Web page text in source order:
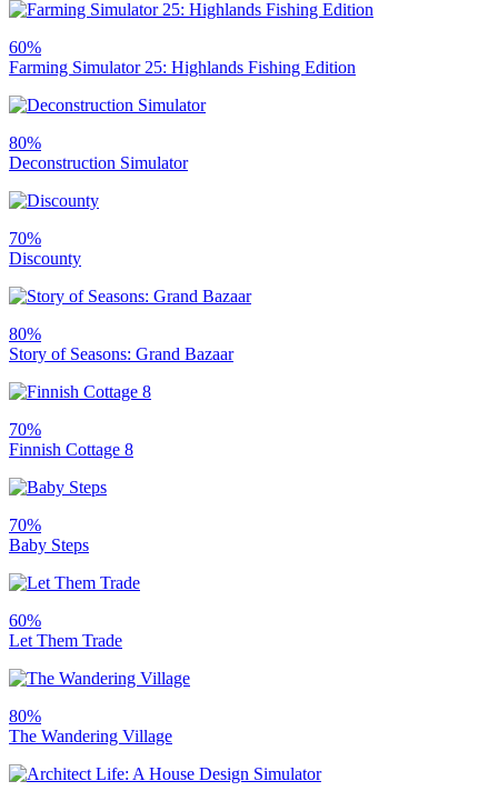
60%
Farming Simulator 25: Highlands Fishing Edition
80%
Deconstruction Simulator
70%
Discounty
80%
Story of Seasons: Grand Bazaar
70%
Finnish Cottage 8
70%
Baby Steps
60%
Let Them Trade
80%
The Wandering Village